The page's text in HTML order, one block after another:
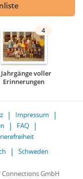
4
Jahrgänge voller
Erinnerungen
Impressum
FAQ
Schweden
Connections GmbH